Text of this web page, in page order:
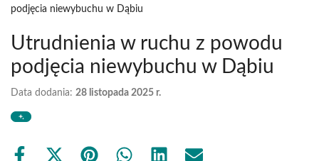
podjęcia niewybuchu w Dąbiu
Utrudnienia w ruchu z powodu
podjęcia niewybuchu w Dąbiu
Data dodania: 28 listopada 2025 r.